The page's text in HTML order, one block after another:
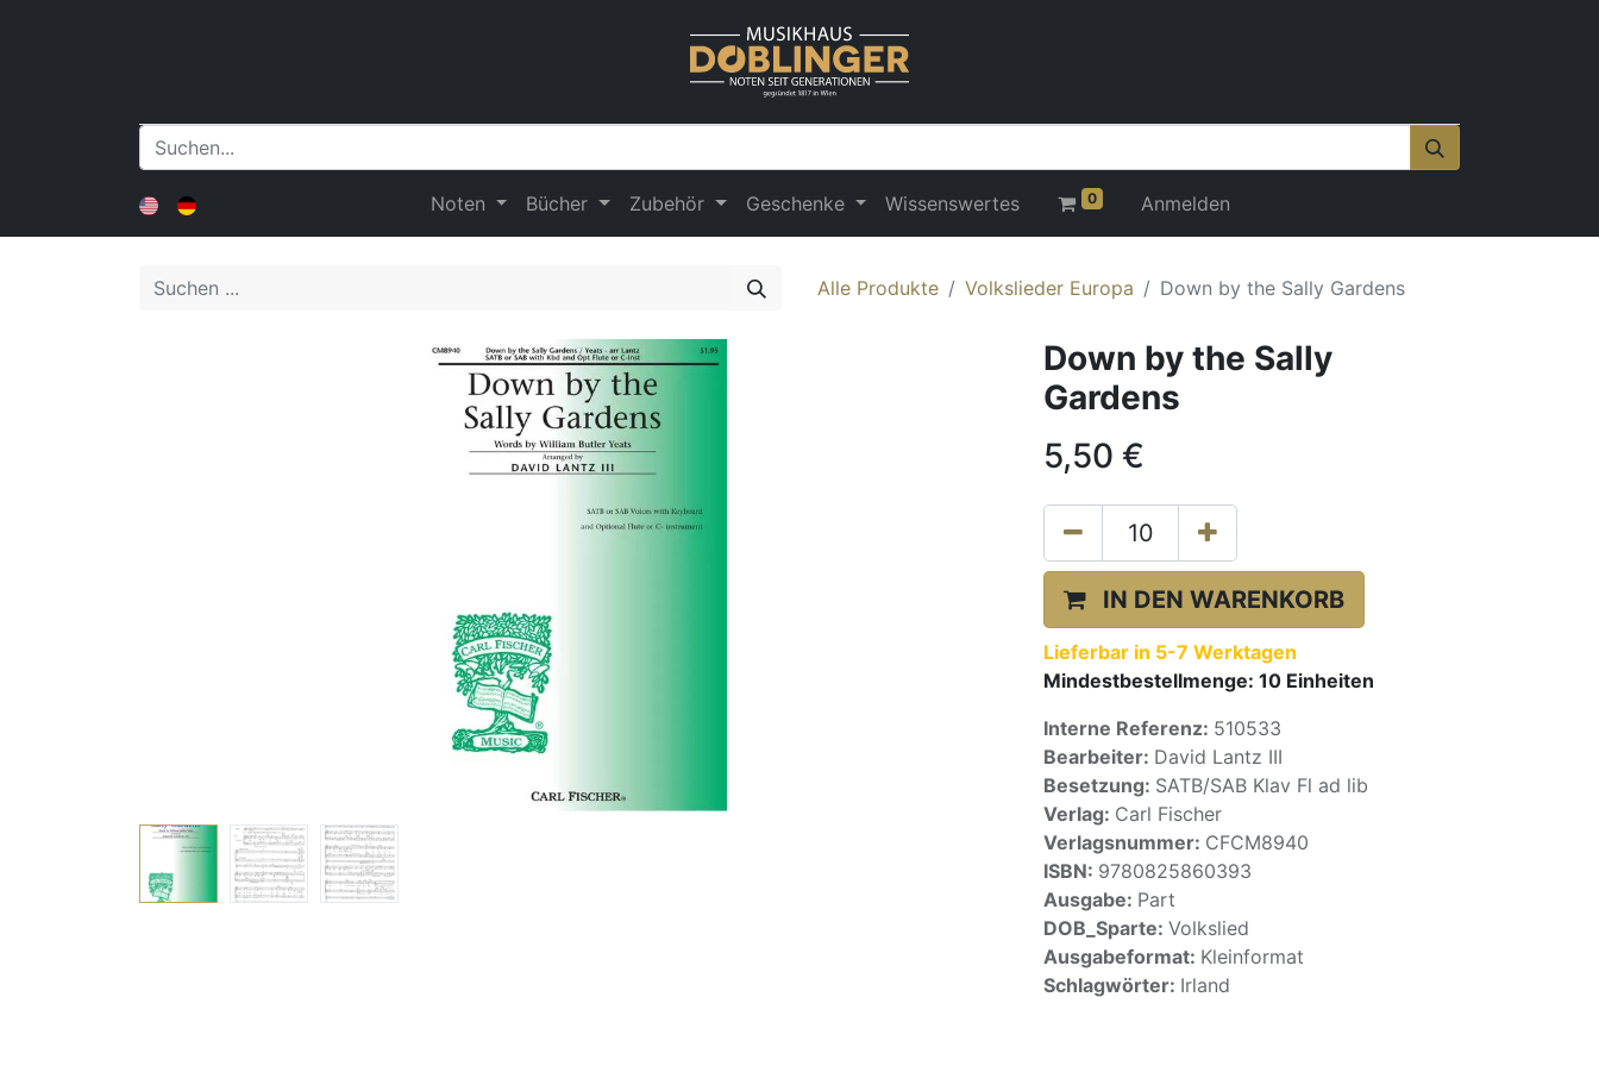
Noten Bücher Zubehör Geschenke Wissenswertes 0 Anmelden
Alle Produkte Volkslieder Europa Down by the Sally Gardens
Down by the Sally
Gardens
5,50 €
IN DEN WARENKORB
Lieferbar in 5-7 Werktagen
Mindestbestellmenge: 10 Einheiten
Interne Referenz: 510533
Bearbeiter: David Lantz III
Besetzung: SATB/SAB Klav Fl ad lib
Verlag: Carl Fischer
Verlagsnummer: CFCM8940
ISBN: 9780825860393
Ausgabe: Part
DOB_Sparte: Volkslied
Ausgabeformat: Kleinformat
Schlagwörter: Irland